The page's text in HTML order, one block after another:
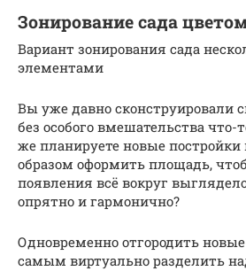
Зонирование сада
Вариант зонирования сада
элементами
Вы уже давно сконструировали
без особого вмешательства
же планируете новые
образом оформить площадь,
появления всё вокруг
опрятно и гармонично?
Одновременно отгородить
самым виртуально разделить